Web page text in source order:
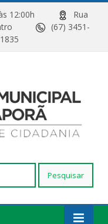
às 12:00h
Rua
(67) 3451-